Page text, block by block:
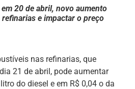
20 de abril, novo aumento
e impactar o preço
nas refinarias, que
21 de abril, pode aumentar
do diesel e em R$ 0,04 o da